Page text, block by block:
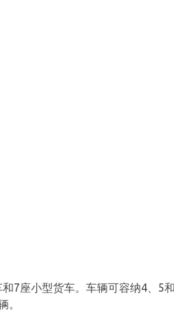
7座小型货车。车辆可容纳4、5
。